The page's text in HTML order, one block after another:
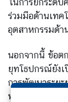
ย
ก
ร
ต่
า
ง
ร่วมมือด้านเท
อุตสาหกรรมด้า
นอกจากนี้ ข้อต
ยุทโธปกรณ์ยัง
การพัฒนาระยะ
พัฒนาทักษะบุคล